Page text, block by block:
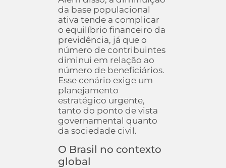
da base populacional
ativa tende a complicar
o equilíbrio financeiro da
previdência, já que o
número de contribuintes
diminui em relação ao
número de beneficiários.
Esse cenário exige um
planejamento
estratégico urgente,
tanto do ponto de vista
governamental quanto
da sociedade civil.
O Brasil no contexto
global